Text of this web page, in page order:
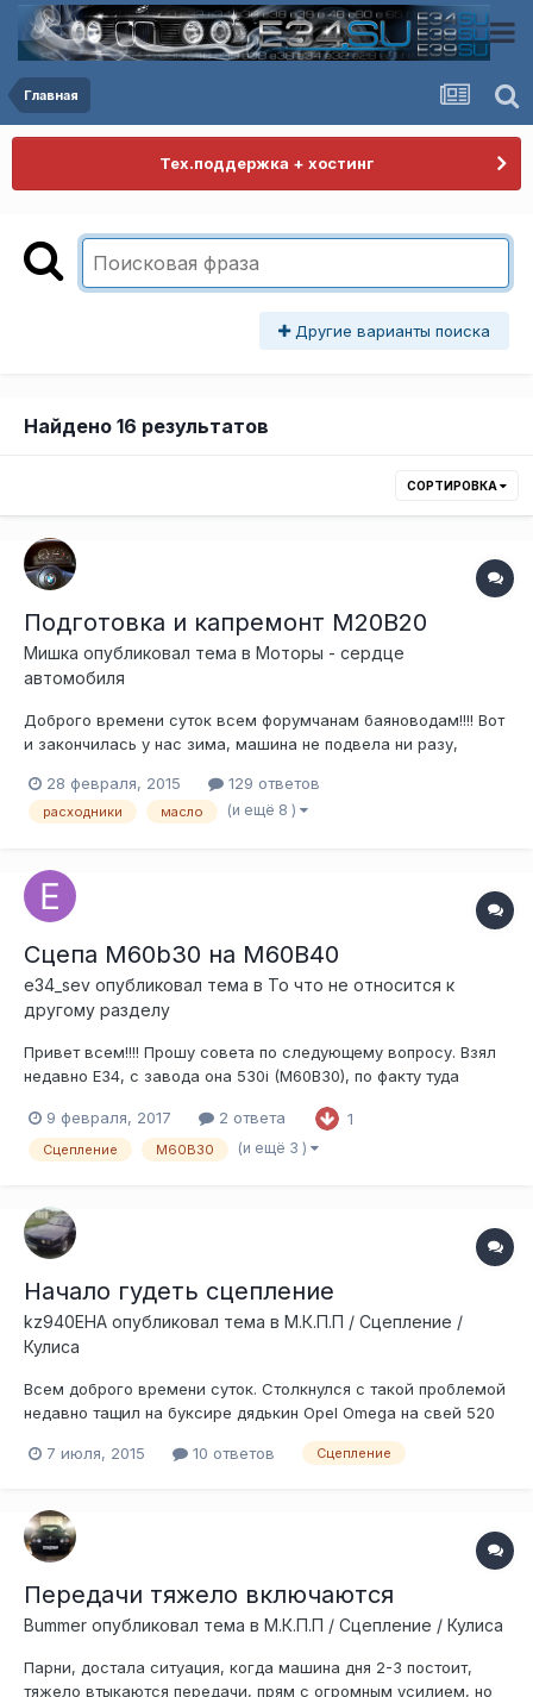
Главная
Тех.поддержка + хостинг
Другие варианты поиска
Найдено 16 результатов
СОРТИРОВКА
Подготовка и капремонт M20B20
Мишка опубликовал тема в Моторы - сердце
автомобиля
Доброго времени суток всем форумчанам баяноводам!!!! Вот
и закончилась у нас зима, машина не подвела ни разу,
появилась семья, свою машину, хоть и старую, хочу
оставить надолго, поэтому решил наконец разобрать движок
28 февраля, 2015 129 ответов
расходники масло (и ещё 8 )
Сцепа M60b30 на M60B40
e34_sev опубликовал тема в То что не относится к
другому разделу
Привет всем!!!! Прошу совета по следующему вопросу. Взял
недавно E34, с завода она 530i (M60B30), по факту туда
совсем голое (по рассказу продавца авто) и туда
переставили все со старого трехлитрового мотора. В том
9 февраля, 2017 2 ответа 1
Сцепление M60B30 (и ещё 3 )
Начало гудеть сцепление
kz940EHA опубликовал тема в М.К.П.П / Сцепление /
Кулиса
Всем доброго времени суток. Столкнулся с такой проблемой
недавно тащил на буксире дядькин Opel Omega на свей 520
почувствовал при торможении на перекрёстке небольшой
сильно и буквально на с...
7 июля, 2015 10 ответов Сцепление
Передачи тяжело включаются
Bummer опубликовал тема в М.К.П.П / Сцепление / Кулиса
Парни, достала ситуация, когда машина дня 2-3 постоит,
тяжело втыкаются передачи, прям с огромным усилием, но